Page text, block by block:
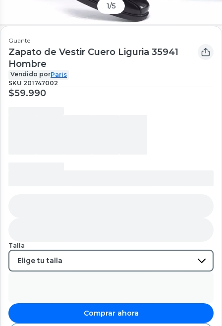
1/5
Guante
Zapato de Vestir Cuero Liguria 35941
Hombre
Vendido porParis
SKU 201747002
$59.990
Talla
Comprar ahora